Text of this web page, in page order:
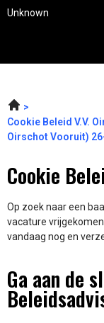
Unknown
Cookie Beleid V.V.
Oirschot Vooruit)
Cookie
Op zoek naar een
vacature
vandaag nog en
Ga aan de